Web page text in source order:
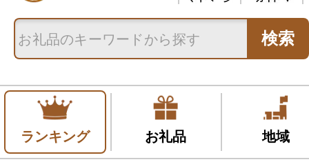
検索
ランキング お礼品 地域